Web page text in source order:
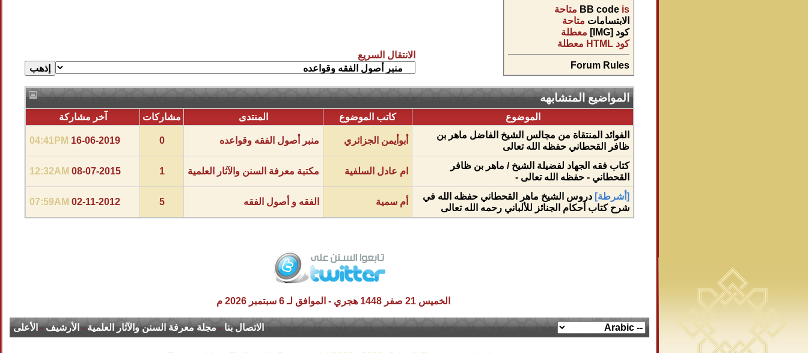
BB code is
متاحة
الابتسامات متاحة
كود [IMG]
معطلة
كود HTML
معطلة
Forum Rules
الانتقال السريع
المواضيع المتشابهه
الموضوع كاتب الموضوع المنتدى مشاركات
آخر مشاركة
الفوائد المنتقاة من مجالس الشيخ الفاضل ماهر بن
ظافر القحطاني حفظه الله تعالى
أبوأيمن الجزائري منبر أصول الفقه وقواعده 0
16-06-2019
04:41PM
كتاب فقه الجهاد لفضيلة الشيخ / ماهر بن ظافر
القحطاني - حفظه الله تعالى -
ام عادل السلفية مكتبة معرفة السنن والآثار العلمية 1
08-07-2015
12:32AM
[أشرطة] دروس الشيخ ماهر القحطاني حفظه الله في
شرح كتاب أحكام الجنائز للألباني رحمه الله تعالى
أم سمية الفقه و أصول الفقه 5
02-11-2012
07:59AM
الخميس 21 صفر 1448 هجري - الموافق لـ 6 سبتمبر 2026 م
الاتصال بنا-مجلة معرفة السنن والآثار العلمية-الأرشيف-الأعلى